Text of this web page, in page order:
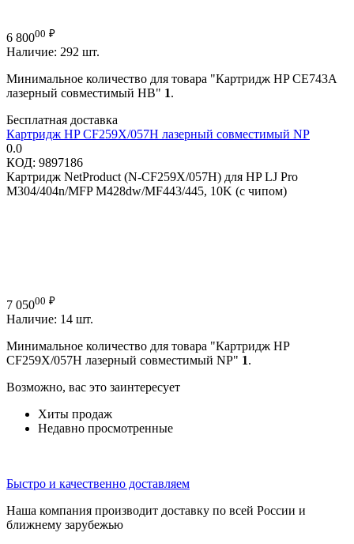
6 80000 ₽
Наличие: 292 шт.
Минимальное количество для товара "Картридж HP CE743A
лазерный совместимый HB" 1.
Бесплатная доставка
Картридж HP CF259X/057H лазерный совместимый NP
0.0
КОД: 9897186
Картридж NetProduct (N-CF259X/057H) для HP LJ Pro
M304/404n/MFP M428dw/MF443/445, 10K (с чипом)
7 05000 ₽
Наличие: 14 шт.
Минимальное количество для товара "Картридж HP
CF259X/057H лазерный совместимый NP" 1.
Возможно, вас это заинтересует
Хиты продаж
Недавно просмотренные
Быстро и качественно доставляем
Наша компания производит доставку по всей России и
ближнему зарубежью